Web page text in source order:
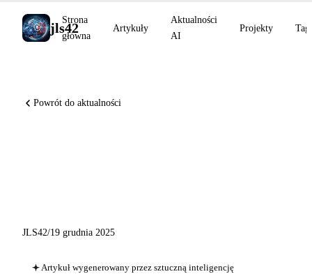
jls42
Strona
główna
Artykuły
Aktualności
AI
Projekty Tagi
Powrót do aktualności
JLS42/19 grudnia 2025
Artykuł wygenerowany przez sztuczną inteligencję